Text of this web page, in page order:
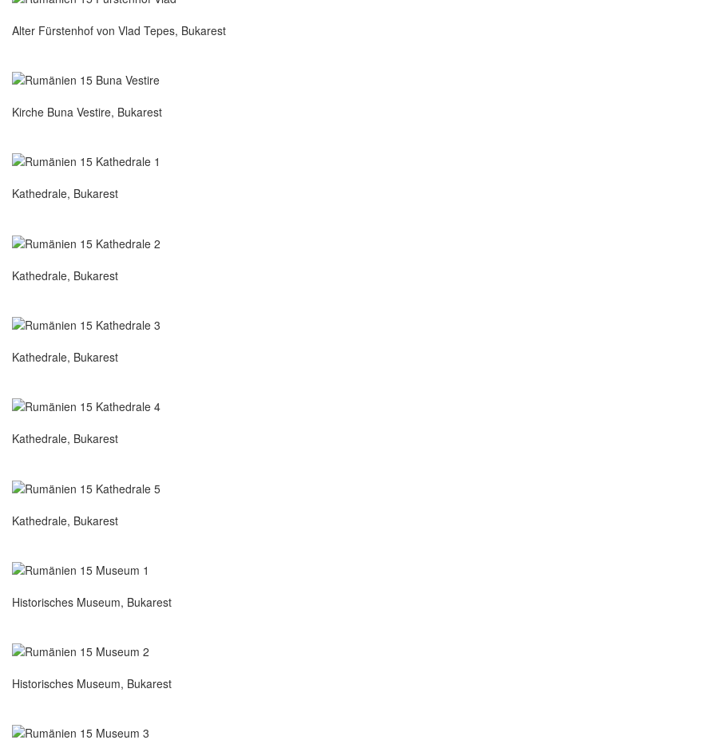
Alter Fürstenhof von Vlad Tepes, Bukarest
Kirche Buna Vestire, Bukarest
Kathedrale, Bukarest
Kathedrale, Bukarest
Kathedrale, Bukarest
Kathedrale, Bukarest
Kathedrale, Bukarest
Historisches Museum, Bukarest
Historisches Museum, Bukarest